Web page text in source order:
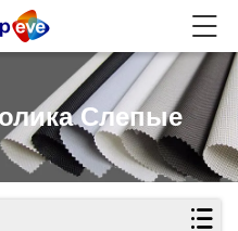
Слепые